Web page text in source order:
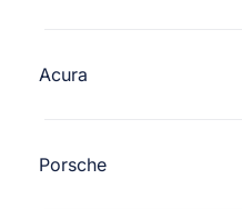
Acura
Porsche